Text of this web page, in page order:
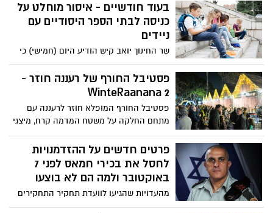
בעוד חודשיים - איסור מוחלט על
כניסה לבתי הספר היסודיים עם
ניידים
שר החינוך יואב קיש הודיע היום (חמישי) כי
ממחציתה השנייה של שנת הלימודים תשפ"ו,
החל מתאריך 2 בפברואר 2026 - ייפרדו
תלמידי היסודי מהטלפונים הניידים כבר
משנת 2019, שאסרה על שימוש בטלפונים
ניידים בשיעורים בבתי הספר. כעת, גם
לא יבהו במסכים.
פסטיבל החורף של רעננה חוזר -
WinteRaanana 2
פסטיבל החורף המופלא חוזר לרעננה עם
מתחם החלקה על משטח המדמה קרח, מיצגי
אור, הופעות חיות, שוק לילה ואטרקציות לכל
המשפחה
פרטים חדשים על ההזדמנויות
לחסל את בכירי חמאס לפני 7
באוקטובר ולמה הם לא בוצעו
מהעדויות שהגיעו לוועדת תחקיר התחקירים
שהקים הרמטכ"ל לבדיקת לקחי ה7